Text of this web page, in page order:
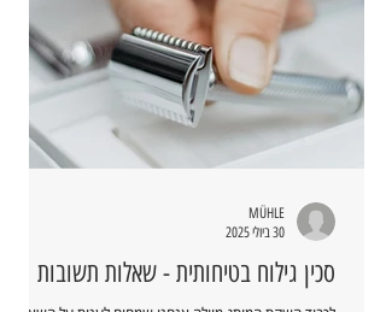
סכין גילוח בטיחותית - שאלות תשובות
MÜHLE
30 ביולי 2025